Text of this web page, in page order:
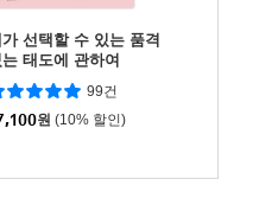
선택할 수 있는 품격
는 태도에 관하여
99건
원 (10% 할인)